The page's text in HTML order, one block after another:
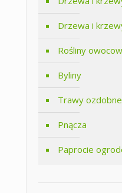
Drzewa i
Rośliny
Byliny
Trawy ozdobne
Pnącza
Paprocie